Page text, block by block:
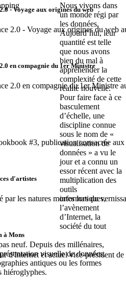
- Voyage aux origines du web
2.0 - Voyage aux origines du web
en compagnie du 1er Ministre
2.0 en compagnie du 1er Ministre
#3, publication consacrée
d'artistes
par les natures mortes lors du
à Mons
d'Internet et actuel vice-président
Nous vivons dans
un monde régi par
les données.
Aujourd’hui, leur
quantité est telle
que nous avons
bien du mal à
appréhender la
complexité de cette
réalité nouvelle.
Pour faire face à ce
basculement
d’échelle, une
discipline connue
sous le nom de «
visualisation de
données » a vu le
jour et a connu un
essor récent avec la
multiplication des
outils
informatiques,
l’avènement
d’Internet, la
société du tout
neuf. Depuis des millénaires,
visuelle de données,
antiques ou les formes
hiéroglyphes.